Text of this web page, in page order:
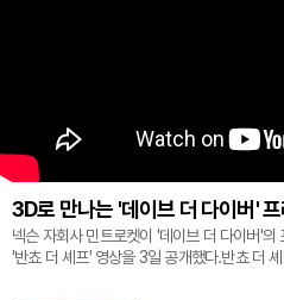
3D로 만나는 '데이브 더 다이버'
넥슨 자회사 민트로켓이 '데이브 더 다이버'의
'반쵸 더 셰프' 영상을 3일 공개했다.반쵸 더